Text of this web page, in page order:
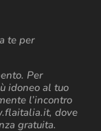
te per
Per
idoneo al tuo
l’incontro
dove
gratuita.